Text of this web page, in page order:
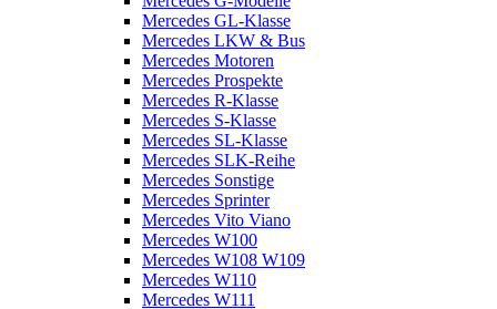
Mercedes GL-Klasse
Mercedes LKW & Bus
Mercedes Motoren
Mercedes Prospekte
Mercedes R-Klasse
Mercedes S-Klasse
Mercedes SL-Klasse
Mercedes SLK-Reihe
Mercedes Sonstige
Mercedes Sprinter
Mercedes Vito Viano
Mercedes W100
Mercedes W108 W109
Mercedes W110
Mercedes W111